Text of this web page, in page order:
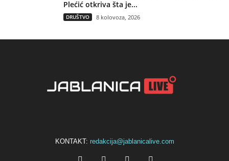
Plećić otkriva šta je...
DRUŠTVO 8 kolovoza, 2026
KONTAKT: redakcija@jablanicalive.com